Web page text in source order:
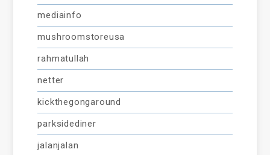
mediainfo
mushroomstoreusa
rahmatullah
netter
kickthegongaround
parksidediner
jalanjalan